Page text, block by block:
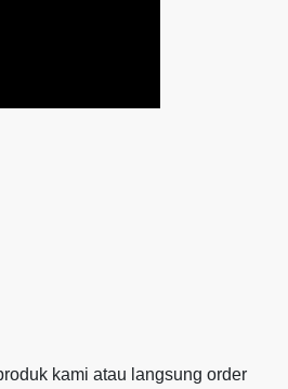
kami atau langsung order